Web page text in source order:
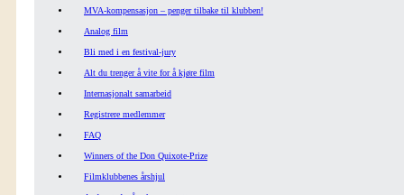
MVA-kompensasjon – penger tilbake til klubben!
Analog film
Bli med i en festival-jury
Alt du trenger å vite for å kjøre film
Internasjonalt samarbeid
Registrere medlemmer
FAQ
Winners of the Don Quixote-Prize
Filmklubbenes årshjul